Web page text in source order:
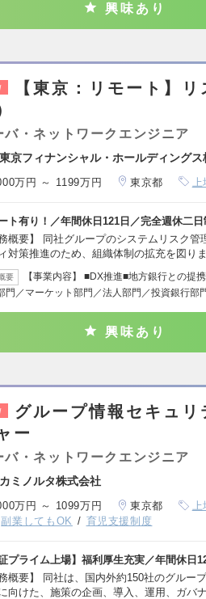
興味あり
【東京：リモート】
バ・ネットワークエンジニア
京フィナンシャル・ホールディングス
万円 ～ 1199万円 東京都
ト有り！／年間休日121日／完全週休二日
務概要】 同社グループのシステムリスク
対策推進のため、組織体制の拡充を図り
要
【事業内容】 ■DX推進■地方銀行との提
門／マーケット部門／法人部門／投資銀行部
興味あり
グループ情報セキュ
ー
バ・ネットワークエンジニア
ミノルタ株式会社
万円 ～ 1099万円 東京都 上
副業してもOK 育児支援制度
証プライム上場】福利厚生充実／年間休
務概要】 同社は、国内外約150社のグルー
向けた、施策の企画、導入、運用、ガバ